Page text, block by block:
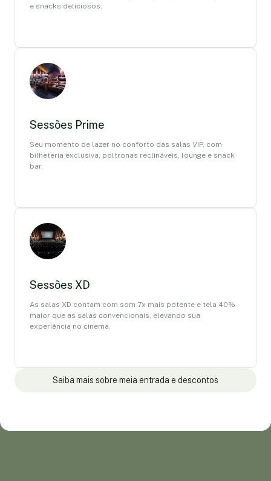
e snacks deliciosos.
Sessões Prime
Seu momento de lazer no conforto das salas VIP, com
bilheteria exclusiva, poltronas reclináveis, lounge e snack
bar.
Sessões XD
As salas XD contam com som 7x mais potente e tela 40%
maior que as salas convencionais, elevando sua
experiência no cinema.
Saiba mais sobre meia entrada e descontos